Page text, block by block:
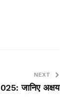
NEXT
जानिए अक्षय